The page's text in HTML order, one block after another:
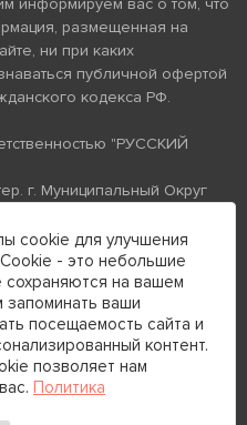
информируем вас о том, что
размещенная на
ни при каких
публичной офертой
кодекса РФ.
"РУССКИЙ
г. Муниципальный Округ
ОГРН 1237800058870
Политика обработки
cookie для улучшения
- это небольшие
на вашем
запоминать ваши
посещаемость сайта и
контент.
позволяет нам
Политика